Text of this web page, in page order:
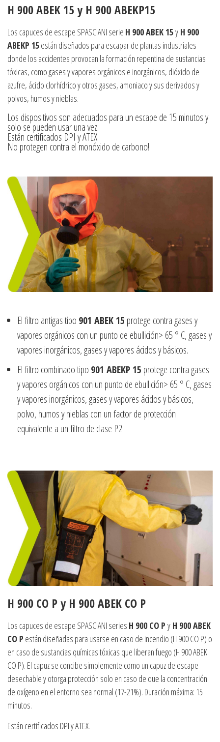
H 900 ABEK 15 y H 900 ABEKP15
Los capuces de escape SPASCIANI serie H 900 ABEK 15y H 900
ABEKP 15están diseñados para escapar de plantas industriales
donde los accidentes provocan la formación repentina de sustancias
tóxicas, como gases y vapores orgánicos e inorgánicos, dióxido de
azufre, ácido clorhídrico y otros gases, amoniaco y sus derivados y
polvos, humos y nieblas.
Los dispositivos son adecuados para un escape de 15 minutos y
solo se pueden usar una vez.
Están certificados DPI y ATEX.
No protegen contra el monóxido de carbono!
El filtro antigas tipo 901 ABEK 15 protege contra gases y
vapores orgánicos con un punto de ebullición> 65 ° C, gases y
vapores inorgánicos, gases y vapores ácidos y básicos.
El filtro combinado tipo 901 ABEKP 15 protege contra gases
y vapores orgánicos con un punto de ebullición> 65 ° C, gases
y vapores inorgánicos, gases y vapores ácidos y básicos,
polvo, humos y nieblas con un factor de protección
equivalente a un filtro de clase P2
H 900 CO P y H 900 ABEK CO P
Los capuces de escape SPASCIANI series H 900 CO P y H 900 ABEK
CO P están diseñadas para usarse en caso de incendio (H 900 CO P) o
en caso de sustancias químicas tóxicas que liberan fuego (H 900 ABEK
CO P). El capuz se concibe simplemente como un capuz de escape
desechable y otorga protección solo en caso de que la concentración
de oxígeno en el entorno sea normal (17-21%). Duración máxima: 15
minutos.
Están certificados DPI y ATEX.